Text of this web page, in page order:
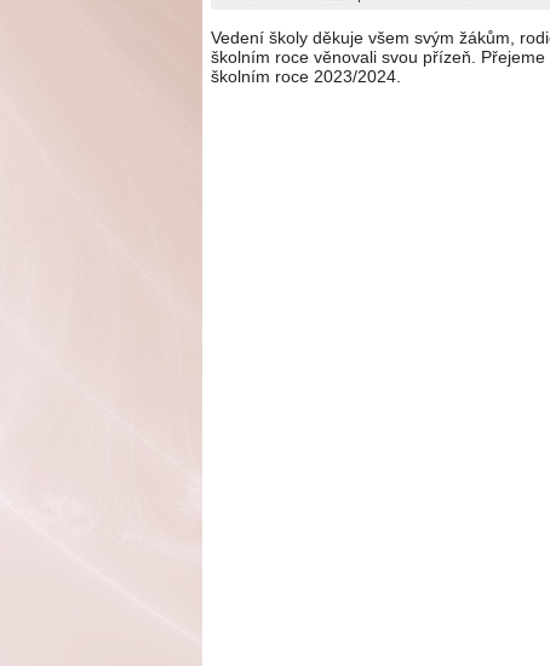
Vedení školy děkuje všem svým žákům,
školním roce věnovali svou přízeň.
školním roce 2023/2024.